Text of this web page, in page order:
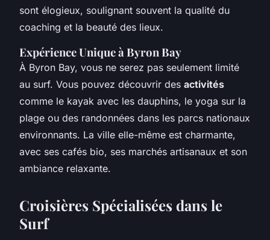
sont élogieux, soulignant souvent la qualité du
coaching et la beauté des lieux.
Expérience Unique à Byron Bay
À Byron Bay, vous ne serez pas seulement limité
au surf. Vous pouvez découvrir des activités
comme le kayak avec les dauphins, le yoga sur la
plage ou des randonnées dans les parcs nationaux
environnants. La ville elle-même est charmante,
avec ses cafés bio, ses marchés artisanaux et son
ambiance relaxante.
Croisières Spécialisées dans le
Surf